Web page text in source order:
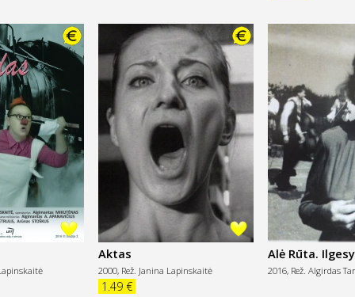
Aktas
2000, Rež. Janina Lapinskaitė
1.49 €
Alė Rūta.
2016, Rež. Algirdas